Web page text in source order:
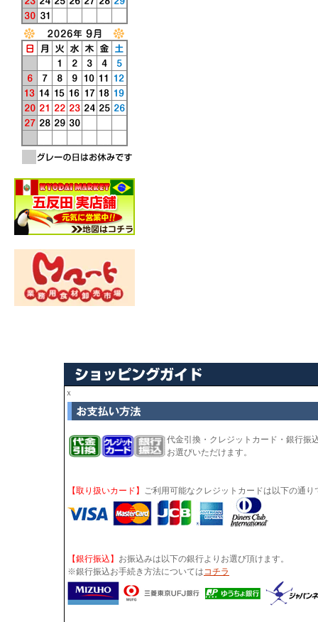
ｘ
代金引換・クレジットカード・銀行振
お選びいただけます。
【取り扱いカード】 ご利用可能なクレジットカードは以下の通り
【銀行振込】 お振込みは以下の銀行よりお選び頂けます。
※銀行振込お手続き方法についてはコチラ